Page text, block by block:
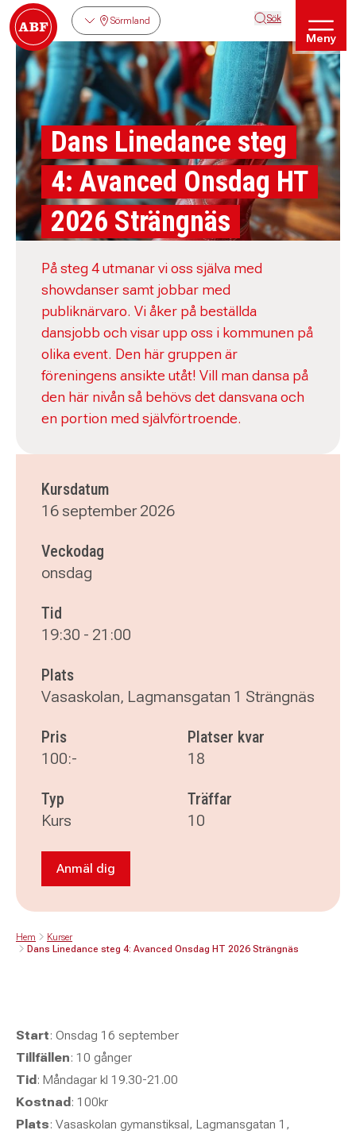
Sörmland Sök
Meny
Dans Linedance steg
4: Avanced Onsdag HT
2026 Strängnäs
På steg 4 utmanar vi oss själva med
showdanser samt jobbar med
publiknärvaro. Vi åker på beställda
dansjobb och visar upp oss i kommunen på
olika event. Den här gruppen är
föreningens ansikte utåt! Vill man dansa på
den här nivån så behövs det dansvana och
en portion med självförtroende.
Kursdatum
16 september 2026
Veckodag
onsdag
Tid
19:30 - 21:00
Plats
Vasaskolan, Lagmansgatan 1 Strängnäs
Pris
100:-
Platser kvar
18
Typ
Kurs
Träffar
10
Anmäl dig till Dans Linedance steg 4:
Anmäl dig
Hem
Kurser
Dans Linedance steg 4: Avanced Onsdag HT 2026 Strängnäs
Start: Onsdag 16 september
Tillfällen: 10 gånger
Tid: Måndagar kl 19.30-21.00
Kostnad: 100kr
Plats: Vasaskolan gymanstiksal, Lagmansgatan 1,